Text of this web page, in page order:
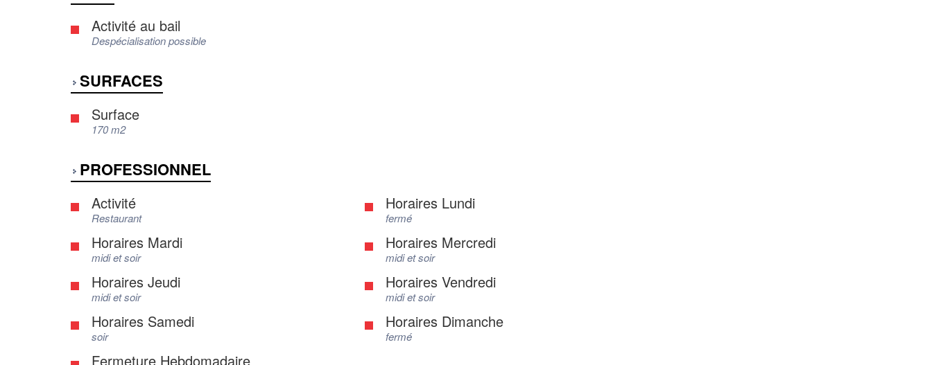
Activité au bail
Despécialisation possible
SURFACES
Surface
170 m2
PROFESSIONNEL
Activité
Restaurant
Horaires Lundi
fermé
Horaires Mardi
midi et soir
Horaires Mercredi
midi et soir
Horaires Jeudi
midi et soir
Horaires Vendredi
midi et soir
Horaires Samedi
soir
Horaires Dimanche
fermé
Fermeture Hebdomadaire